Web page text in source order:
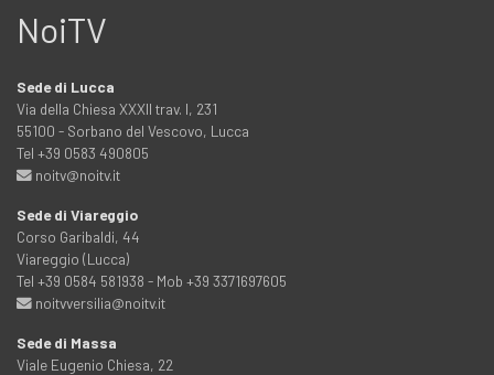
NoiTV
Sede di Lucca
Via della Chiesa XXXII trav. I, 231
55100 - Sorbano del Vescovo, Lucca
Tel +39 0583 490805
noitv@noitv.it
Sede di Viareggio
Corso Garibaldi, 44
Viareggio (Lucca)
Tel +39 0584 581938 - Mob +39 3371697605
noitvversilia@noitv.it
Sede di Massa
Viale Eugenio Chiesa, 22